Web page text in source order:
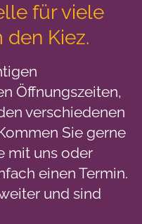
für viele
Kiez.
Öffnungszeiten,
verschiedenen
Sie gerne
mit uns oder
einen Termin.
und sind